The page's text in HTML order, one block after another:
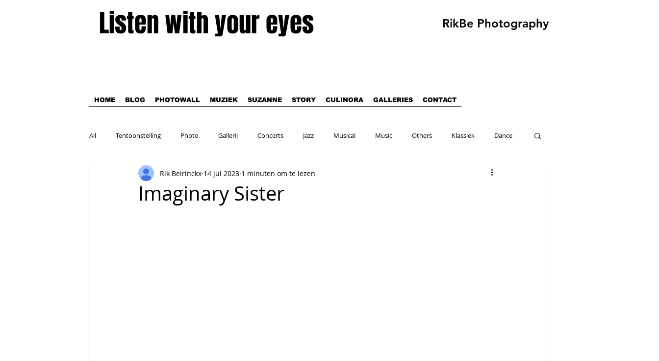
Listen with your eyes RikBe Photography
HOME BLOG PHOTOWALL MUZIEK SUZANNE STORY CULINORA GALLERIES CONTACT
All Tentoonstelling Photo Gallerij Concerts Jazz Musical Music Others Klassiek Dance
Imaginary Sister
Rik Beirinckx 14 jul 2023 1 minuten om te lezen